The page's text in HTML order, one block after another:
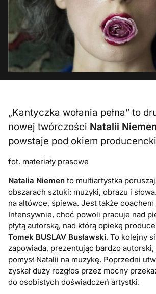
„Kantyczka wołania pełna” to
nowej twórczości Natalii
powstaje pod okiem
fot. materiały prasowe
Natalia Niemen to multiartystka
obszarach sztuki: muzyki, obrazu i
na altówce, śpiewa. Jest także coachem
Intensywnie, choć powoli pracuje nad
płytą autorską, nad którą opiekę
Tomek BUSLAV Busławski. To kolejny
zapowiada, prezentując bardzo
pomysł Natalii na muzykę. Poprzedni
zyskał duży rozgłos przez mocny
do osobistych doświadczeń artystki.